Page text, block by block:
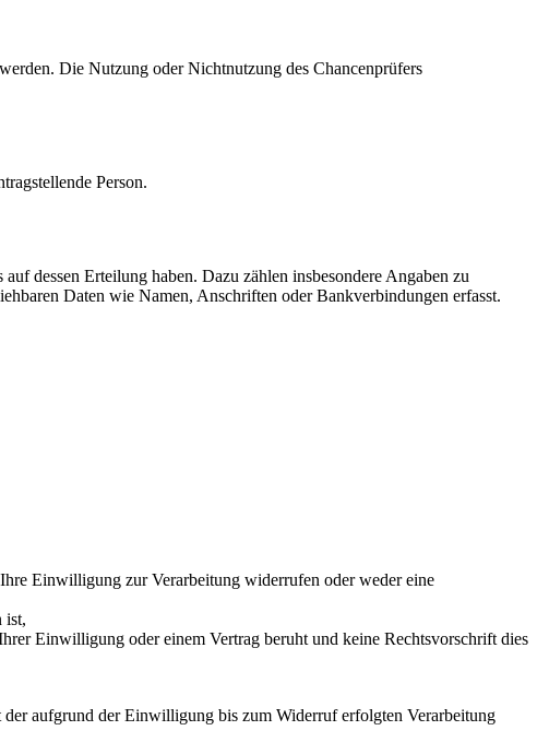
Die Nutzung oder Nichtnutzung des Chancenprüfers
Person.
dessen Erteilung haben. Dazu zählen insbesondere Angaben zu
Daten wie Namen, Anschriften oder Bankverbindungen erfasst.
Einwilligung zur Verarbeitung widerrufen oder weder eine
ist,
Einwilligung oder einem Vertrag beruht und keine Rechtsvorschrift dies
der aufgrund der Einwilligung bis zum Widerruf erfolgten Verarbeitung